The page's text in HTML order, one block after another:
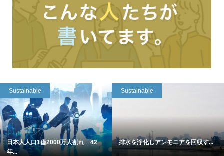
Sustainable
日本人人口1億2000万人割れ 42
年...
Sustainable
排水を浄化しアンモニアを回収す...